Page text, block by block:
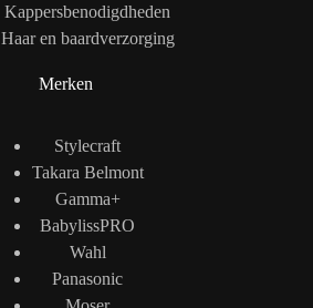
Kappersbenodigdheden
Haar en baardverzorging
Merken
Stylecraft
Takara Belmont
Gamma+
BabylissPRO
Wahl
Panasonic